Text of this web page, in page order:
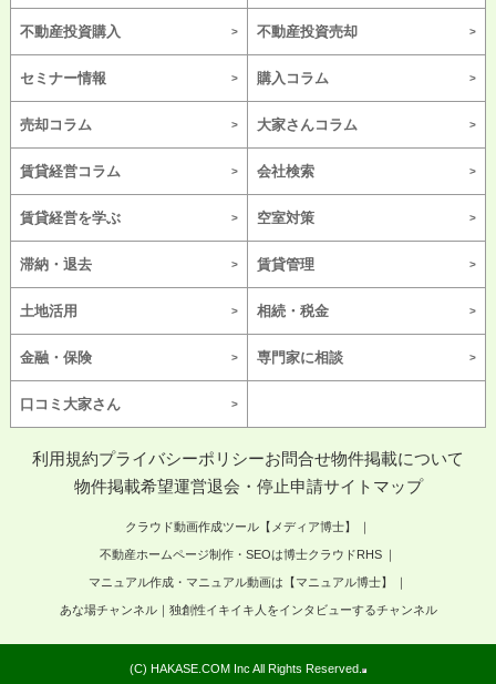
不動産投資購入 不動産投資売却
セミナー情報 購入コラム
売却コラム 大家さんコラム
賃貸経営コラム 会社検索
賃貸経営を学ぶ 空室対策
滞納・退去 賃貸管理
土地活用 相続・税金
金融・保険 専門家に相談
口コミ大家さん
利用規約プライバシーポリシーお問合せ物件掲載について
物件掲載希望運営退会・停止申請サイトマップ
クラウド動画作成ツール【メディア博士】
不動産ホームページ制作・SEOは博士クラウドRHS
マニュアル作成・マニュアル動画は【マニュアル博士】
あな場チャンネル｜独創性イキイキ人をインタビューするチャンネル
(C) HAKASE.COM Inc All Rights Reserved.